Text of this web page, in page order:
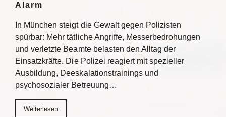
Alarm
In München steigt die Gewalt gegen Polizisten
spürbar: Mehr tätliche Angriffe, Messerbedrohungen
und verletzte Beamte belasten den Alltag der
Einsatzkräfte. Die Polizei reagiert mit spezieller
Ausbildung, Deeskalationstrainings und
psychosozialer Betreuung…
Weiterlesen